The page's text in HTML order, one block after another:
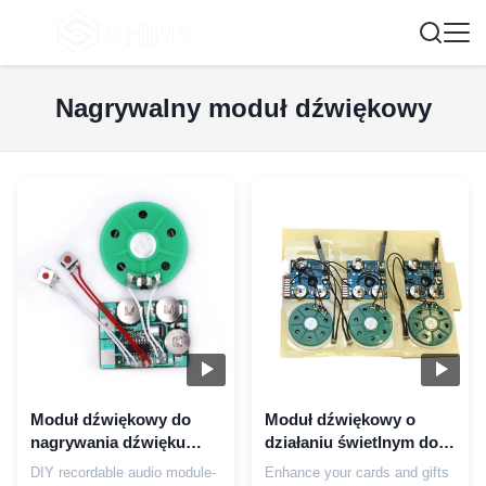
Nagrywalny moduł dźwiękowy
Moduł dźwiękowy do
nagrywania dźwięku
ODM OEM z płytką PCB
DIY recordable audio module-
Moduł dźwiękowy o
działaniu świetlnym do
dostosowywalnego
Enhance your cards and gifts